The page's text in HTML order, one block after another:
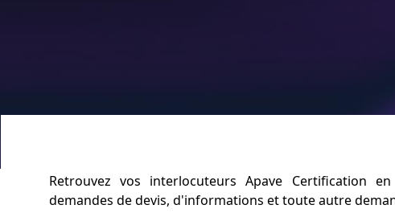
Retrouvez vos interlocuteurs Apave Certification
demandes de devis, d'informations et toute autre